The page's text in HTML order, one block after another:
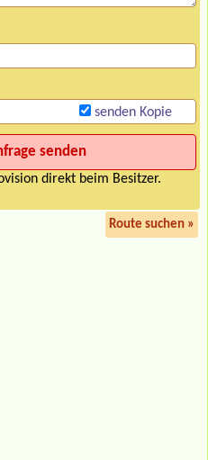
senden Kopie
direkt beim Besitzer.
Route suchen »